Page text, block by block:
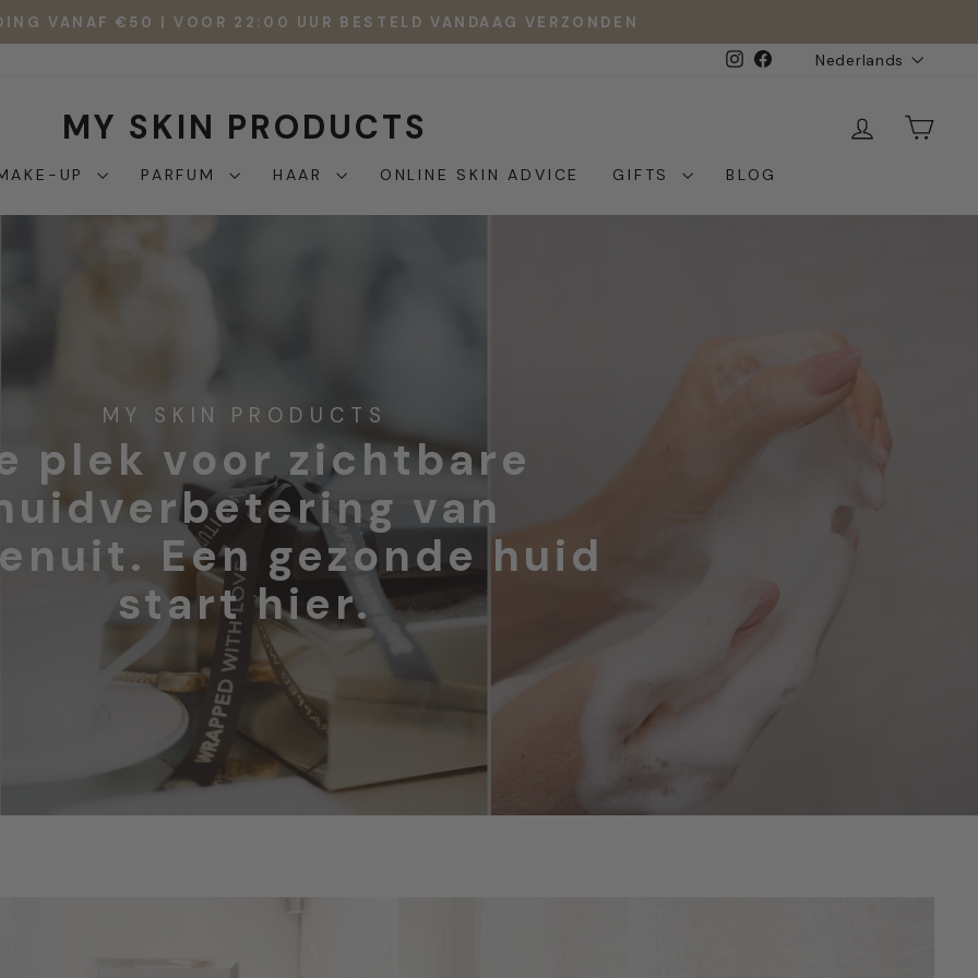
Diavoorstelling
VANAF €50 | VOOR 22:00 UUR BESTELD VANDAAG VERZONDEN
Instagram
FacebookTAAL
Nederlands
MY SKIN PRODUCTS INLOGGEN
UP PARFUM HAAR ONLINE SKIN ADVICE GIFTS BLOG
MY SKIN PRODUCTS
plek voor zichtbare
van
Een gezonde huid
start hier.